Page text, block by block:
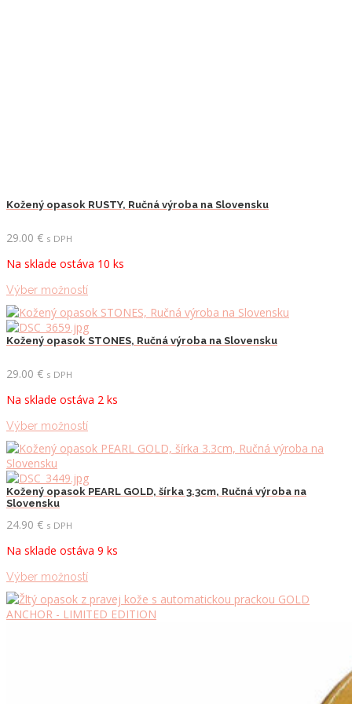
Kožený opasok RUSTY, Ručná výroba na Slovensku
29.00 € s DPH
Na sklade ostáva 10 ks
Výber možnostíTento
má
viacero
variantov.
môžete
vybrať
na
produktu.
Kožený opasok STONES, Ručná výroba na Slovensku
29.00 € s DPH
Na sklade ostáva 2 ks
Výber možnostíTento
má
variantov.
Možnosti
vybrať
na
stránke
Kožený opasok PEARL GOLD, šírka 3.3cm, Ručná výroba na
Slovensku
24.90 € s DPH
Na sklade ostáva 9 ks
Výber možnostíTento
má
viacero